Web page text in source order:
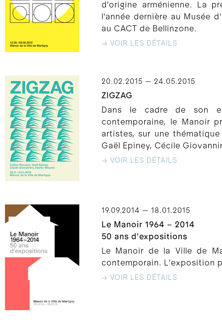
d'origine arménienne. La
l'année dernière au Musée
au CACT de Bellinzone.
→ VOIR LES DÉTAILS
20.02.2015 — 24.05.2015
ZIGZAG
Dans le cadre de son
contemporaine, le Manoir
artistes, sur une
Gaël Epiney, Cécile
→ VOIR LES DÉTAILS
19.09.2014 — 18.01.2015
Le Manoir 1964 – 2014
50 ans d'expositions
Le Manoir de la Ville de
contemporain. L'exposition
→ VOIR LES DÉTAILS